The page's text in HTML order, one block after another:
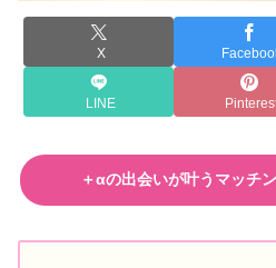
X
LINE
＋αの出会いが叶うマッチ